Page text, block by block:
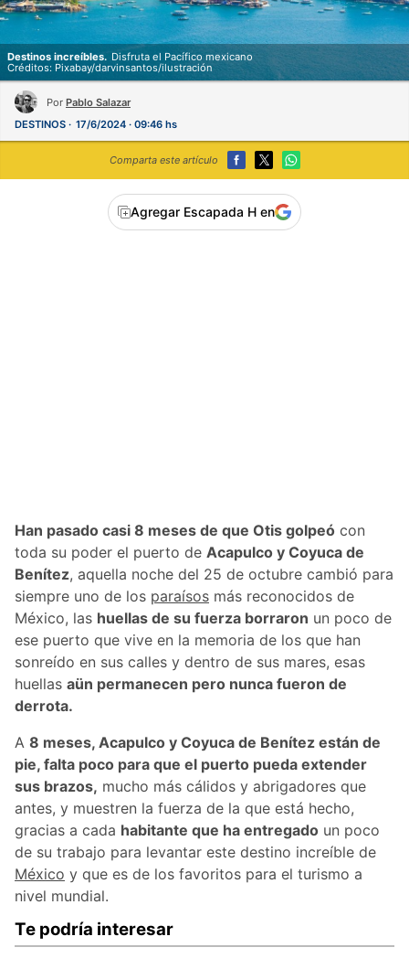
Destinos increíbles. Disfruta el Pacífico mexicano
Créditos: Pixabay/darvinsantos/ilustración
Por Pablo Salazar
DESTINOS
17/6/2024 · 09:46 hs
Comparta este artículo
Agregar Escapada H en
Han pasado casi 8 meses de que Otis golpeó con
toda su poder el puerto de Acapulco y Coyuca de
Benítez, aquella noche del 25 de octubre cambió para
siempre uno de los paraísos más reconocidos de
México, las huellas de su fuerza borraron un poco de
ese puerto que vive en la memoria de los que han
sonreído en sus calles y dentro de sus mares, esas
huellas aün permanecen pero nunca fueron de
derrota.
A 8 meses, Acapulco y Coyuca de Benítez están de
pie, falta poco para que el puerto pueda extender
sus brazos, mucho más cálidos y abrigadores que
antes, y muestren la fuerza de la que está hecho,
gracias a cada habitante que ha entregado un poco
de su trabajo para levantar este destino increíble de
México y que es de los favoritos para el turismo a
nivel mundial.
Te podría interesar